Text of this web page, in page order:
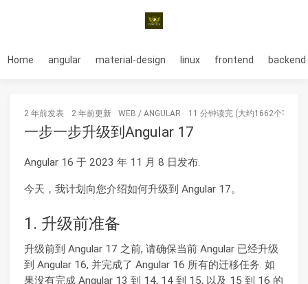
Home angular material-design linux frontend backend
2 年前发表 2 年前更新 WEB / ANGULAR 11 分钟读完 (大约1662个字)
一步一步升级到Angular 17
Angular 16 于 2023 年 11 月 8 日发布.
今天，我计划向您介绍如何升级到 Angular 17。
1. 升级前准备
升级前到 Angular 17 之前, 请确保当前 Angular 已经升级
到 Angular 16, 并完成了 Angular 16 所有的迁移任务. 如
果没有完成 Angular 13 到 14, 14 到 15, 以及 15 到 16 的